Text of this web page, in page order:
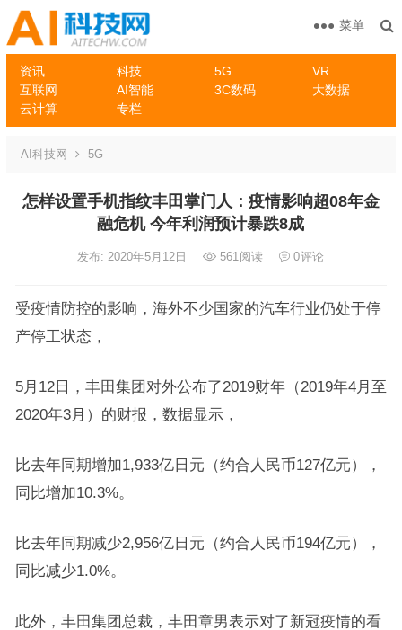
资讯 科技 5G
VR
互联网
AI智能 3C数码
大数据
云计算
专栏
菜单
AI科技网 5G
怎样设置手机指纹丰田掌门人：疫情影响超08年金
融危机 今年利润预计暴跌8成
发布: 2020年5月12日 561阅读 0评论
受疫情防控的影响，海外不少国家的汽车行业仍处于停
产停工状态，
5月12日，丰田集团对外公布了2019财年（2019年4月至
2020年3月）的财报，数据显示，
比去年同期增加1,933亿日元（约合人民币127亿元），
同比增加10.3%。
比去年同期减少2,956亿日元（约合人民币194亿元），
同比减少1.0%。
此外，丰田集团总裁，丰田章男表示对了新冠疫情的看